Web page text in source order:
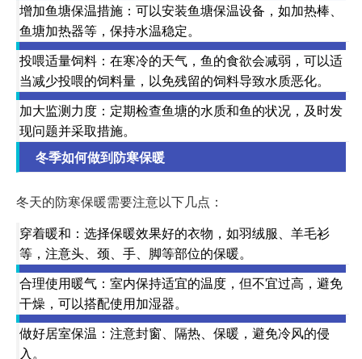
增加鱼塘保温措施：可以安装鱼塘保温设备，如加热棒、
鱼塘加热器等，保持水温稳定。
投喂适量饲料：在寒冷的天气，鱼的食欲会减弱，可以适
当减少投喂的饲料量，以免残留的饲料导致水质恶化。
加大监测力度：定期检查鱼塘的水质和鱼的状况，及时发
现问题并采取措施。
冬季如何做到防寒保暖
冬天的防寒保暖需要注意以下几点：
穿着暖和：选择保暖效果好的衣物，如羽绒服、羊毛衫
等，注意头、颈、手、脚等部位的保暖。
合理使用暖气：室内保持适宜的温度，但不宜过高，避免
干燥，可以搭配使用加湿器。
做好居室保温：注意封窗、隔热、保暖，避免冷风的侵
入。